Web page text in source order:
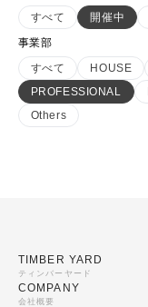
すべて
開催中
事業部
すべて
HOUSE
PROFESSIONAL
Others
TIMBER YARD
ティンバーヤード
COMPANY
会社概要